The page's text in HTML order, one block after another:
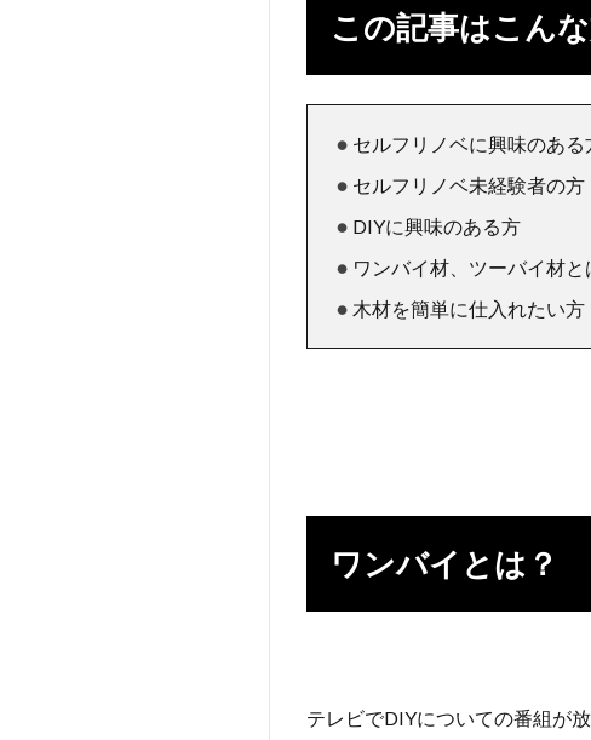
この記事はこん
セルフリノベに興味のある
セルフリノベ未経験者の方
DIYに興味のある方
ワンバイ材、ツーバイ材
木材を簡単に仕入れたい方
ワンバイとは？
テレビでDIYについての番組が